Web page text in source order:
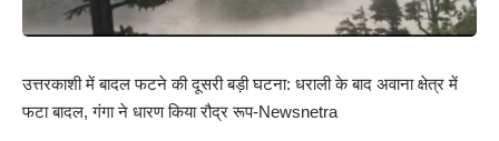
उत्तरकाशी में बादल फटने की दूसरी बड़ी घटना: धराली के बाद अवाना क्षेत्र में
फटा बादल, गंगा ने धारण किया रौद्र रूप-Newsnetra